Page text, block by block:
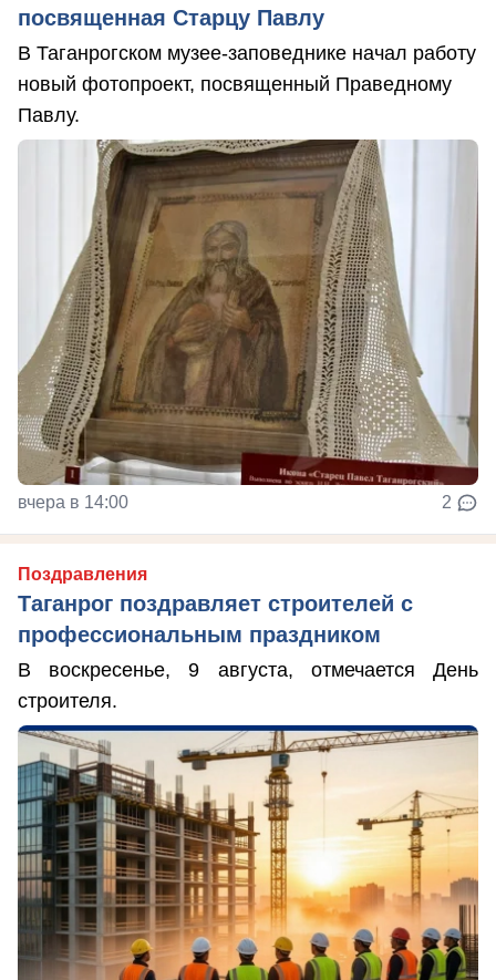
посвященная Старцу Павлу
В Таганрогском музее-заповеднике начал работу
новый фотопроект, посвященный Праведному
Павлу.
вчера в 14:00 2
Поздравления
Таганрог поздравляет строителей с
профессиональным праздником
В воскресенье, 9 августа, отмечается День
строителя.